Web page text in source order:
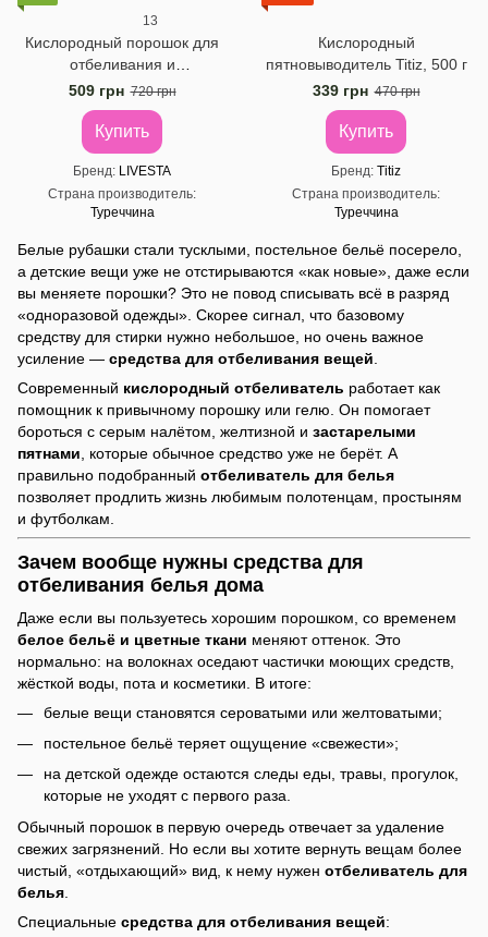
13
Кислородный порошок для
отбеливания и
пятновыводителя Livesta,
750 г
509 грн 720 грн
Купить
Бренд LIVESTA
Страна производитель
Туреччина
Кислородный
пятновыводитель Titiz, 500 г
339 грн 470 грн
Купить
Бренд Titiz
Страна производитель
Туреччина
Белые рубашки стали тусклыми, постельное бельё посерело,
а детские вещи уже не отстирываются «как новые», даже если
вы меняете порошки? Это не повод списывать всё в разряд
«одноразовой одежды». Скорее сигнал, что базовому
средству для стирки нужно небольшое, но очень важное
усиление — средства для отбеливания вещей
Современный кислородный отбеливатель работает как
помощник к привычному порошку или гелю. Он помогает
бороться с серым налётом, желтизной и застарелыми
пятнами , которые обычное средство уже не берёт. А
правильно подобранный отбеливатель для белья
позволяет продлить жизнь любимым полотенцам, простыням
и футболкам.
Зачем вообще нужны средства для
отбеливания белья дома
Даже если вы пользуетесь хорошим порошком, со временем
белое бельё и цветные ткани меняют оттенок. Это
нормально: на волокнах оседают частички моющих средств,
жёсткой воды, пота и косметики. В итоге:
белые вещи становятся сероватыми или желтоватыми;
постельное бельё теряет ощущение «свежести»;
на детской одежде остаются следы еды, травы, прогулок,
которые не уходят с первого раза.
Обычный порошок в первую очередь отвечает за удаление
свежих загрязнений. Но если вы хотите вернуть вещам более
чистый, «отдыхающий» вид, к нему нужен отбеливатель для
белья
Специальные средства для отбеливания вещей: